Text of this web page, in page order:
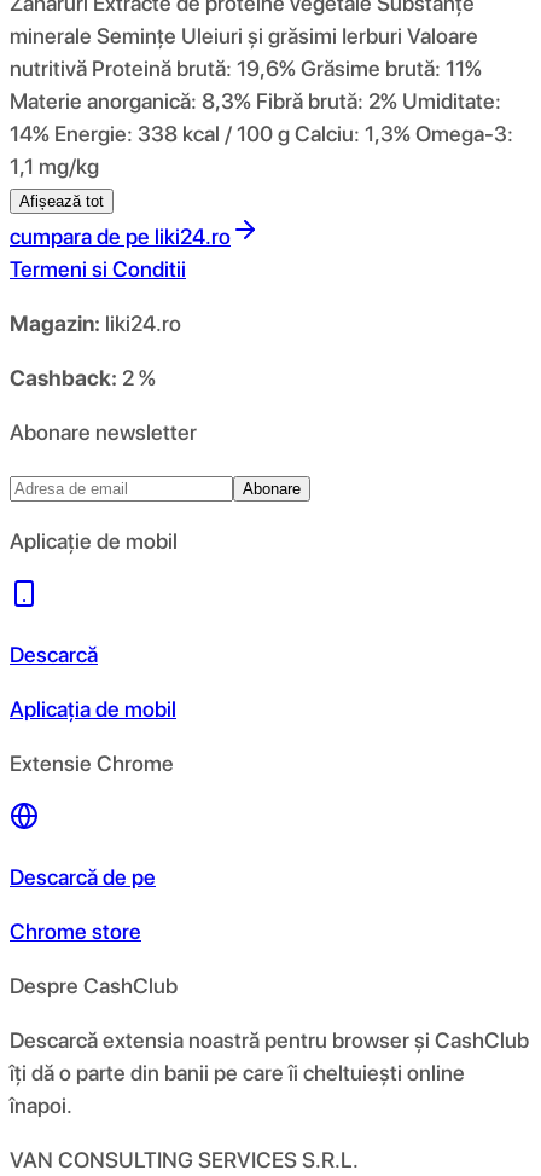
minerale Semințe Uleiuri și grăsimi Ierburi Valoare
nutritivă Proteină brută: 19,6% Grăsime brută: 11%
Materie anorganică: 8,3% Fibră brută: 2% Umiditate:
14% Energie: 338 kcal / 100 g Calciu: 1,3% Omega-3:
1,1 mg/kg
Afișează tot
cumpara de pe liki24.ro
Termeni si Conditii
Magazin: liki24.ro
Cashback: 2 %
Abonare newsletter
Abonare
Aplicație de mobil
Descarcă
Aplicația de mobil
Extensie Chrome
Descarcă de pe
Chrome store
Despre CashClub
Descarcă extensia noastră pentru browser și CashClub
îți dă o parte din banii pe care îi cheltuiești online
înapoi.
VAN CONSULTING SERVICES S.R.L.